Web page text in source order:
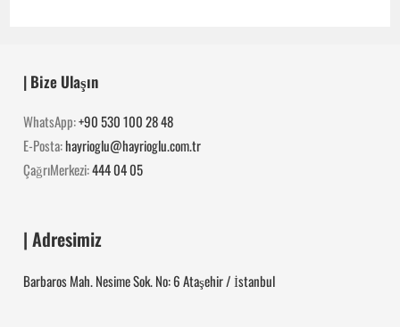
| Bize Ulaşın
WhatsApp:+90 530 100 28 48
E-Posta:hayrioglu@hayrioglu.com.tr
ÇağrıMerkezi:444 04 05
| Adresimiz
Barbaros Mah. Nesime Sok. No: 6 Ataşehir / İstanbul